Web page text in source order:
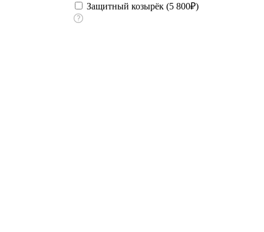
Защитный козырёк (5 800₽)